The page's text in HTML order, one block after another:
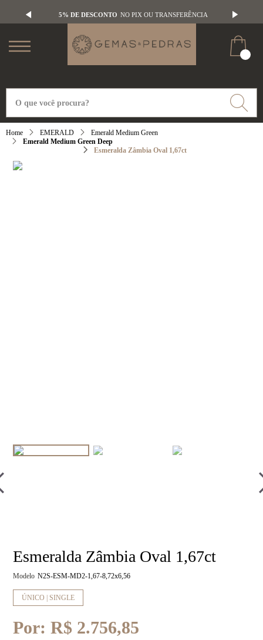
5% DE DESCONTO NO PIX OU TRANSFERÊNCIA
EMERALD
Emerald Medium Green
Emerald Medium Green Deep
Esmeralda Zâmbia Oval 1,67ct
Esmeralda Zâmbia Oval 1,67ct
Modelo N2S-ESM-MD2-1,67-8,72x6,56
ÚNICO | SINGLE
Por:R$ 2.756,85